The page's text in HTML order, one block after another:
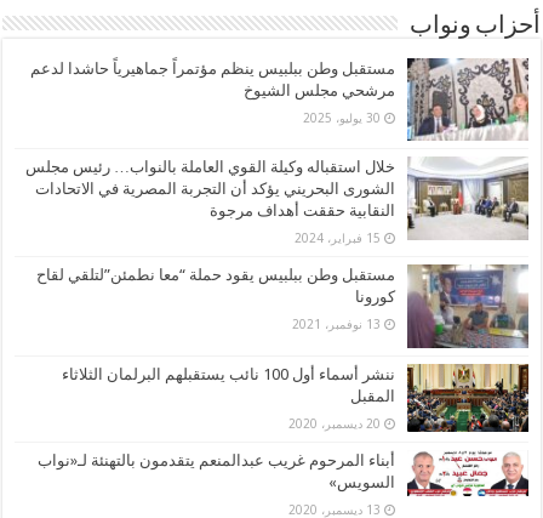
أحزاب ونواب
مستقبل وطن ببلبيس ينظم مؤتمراً جماهيرياً حاشدا لدعم
مرشحي مجلس الشيوخ
30 يوليو، 2025
خلال استقباله وكيلة القوي العاملة بالنواب… رئيس مجلس
الشورى البحريني يؤكد أن التجربة المصرية في الاتحادات
النقابية حققت أهداف مرجوة
15 فبراير، 2024
مستقبل وطن ببلبيس يقود حملة “معا نطمئن”لتلقي لقاح
كورونا
13 نوفمبر، 2021
ننشر أسماء أول 100 نائب يستقبلهم البرلمان الثلاثاء
المقبل
20 ديسمبر، 2020
أبناء المرحوم غريب عبدالمنعم يتقدمون بالتهنئة لـ«نواب
السويس»
13 ديسمبر، 2020